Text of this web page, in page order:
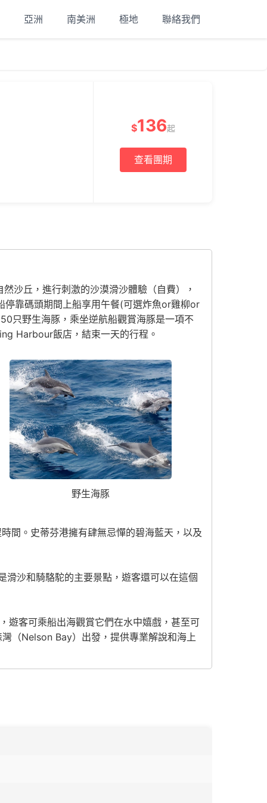
亞洲 南美洲 極地 聯絡我們
$136起
查看團期
沙丘，進行刺激的沙漠滑沙體驗（自費），
靠碼頭期間上船享用午餐(可選炸魚or雞柳or
只野生海豚，乘坐逆航船觀賞海豚是一項不
Harbour飯店，結束一天的行程。
野生海豚
間。史蒂芬港擁有肆無忌憚的碧海藍天，以及
沙和騎駱駝的主要景點，遊客還可以在這個
遊客可乘船出海觀賞它們在水中嬉戲，甚至可
（Nelson Bay）出發，提供專業解說和海上